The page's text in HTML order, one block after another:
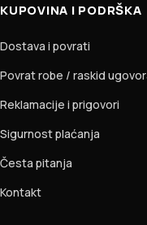
KUPOVINA I PODRŠKA
Dostava i povrati
Povrat robe / raskid
Reklamacije i prigovori
Sigurnost plaćanja
Česta pitanja
Kontakt